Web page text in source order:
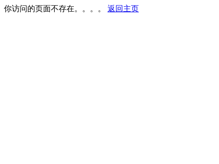
你访问的页面不存在。。。。 返回主页